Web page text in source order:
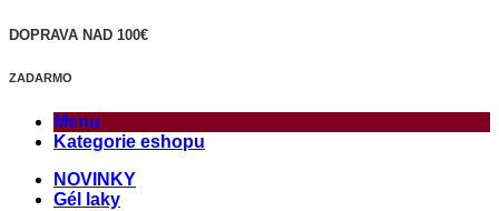
DOPRAVA NAD 100€
ZADARMO
Menu
Kategorie eshopu
NOVINKY
Gél laky